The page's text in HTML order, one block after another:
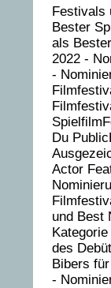
Festivals
Bester
als
2022 -
-
Du
Actor
und Best
des
Bibers
-